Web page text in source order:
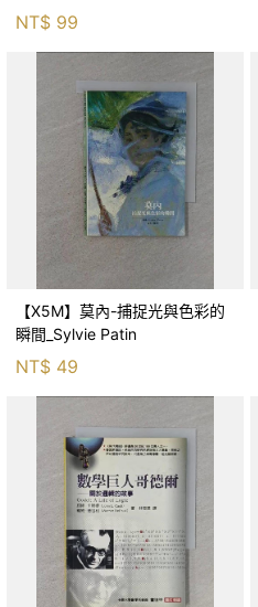
蔡玉真
NT$ 99
【X5M】莫內-捕捉光與色彩的
瞬間_Sylvie Patin
NT$ 49